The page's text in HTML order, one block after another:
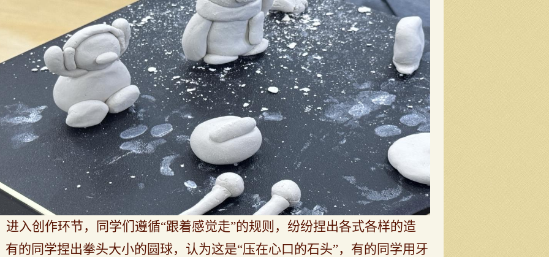
进入创作环节，同学们遵循“跟着感觉走”的规则，纷纷捏出各式各样的造
有的同学捏出拳头大小的圆球，认为这是“压在心口的石头”，有的同学用牙